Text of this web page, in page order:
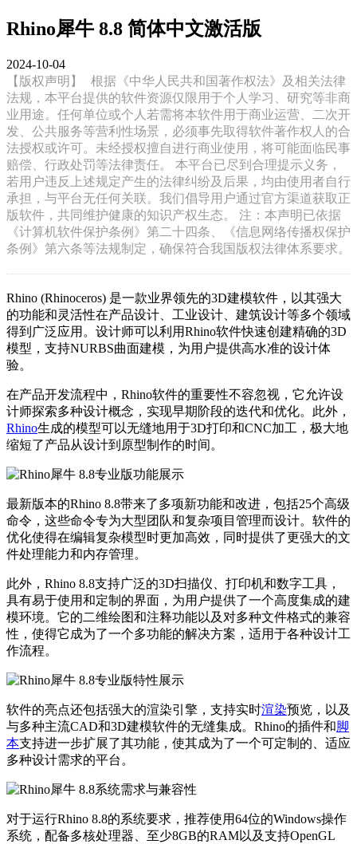
Rhino犀牛 8.8 简体中文激活版
2024-10-04
【版权声明】
根据《中华人民共和国著作权法》及相关法律
法规，本平台提供的软件资源仅限用于个人学习、研究等非商
业用途。任何单位或个人若需将本软件用于商业运营、二次开
发、公共服务等营利性场景，必须事先取得软件著作权人的合
法授权或许可。未经授权擅自进行商业使用，将可能面临民事
赔偿、行政处罚等法律责任。 本平台已尽到合理提示义务，
若用户违反上述规定产生的法律纠纷及后果，均由使用者自行
承担，与平台无任何关联。我们倡导用户通过官方渠道获取正
版软件，共同维护健康的知识产权生态。 注：本声明已依据
《计算机软件保护条例》第二十四条、《信息网络传播权保护
条例》第六条等法规制定，确保符合我国版权法律体系要求。
Rhino (Rhinoceros) 是一款业界领先的3D建模软件，以其强大
的功能和灵活性在产品设计、工业设计、建筑设计等多个领域
得到广泛应用。设计师可以利用Rhino软件快速创建精确的3D
模型，支持NURBS曲面建模，为用户提供高水准的设计体
验。
在产品开发流程中，Rhino软件的重要性不容忽视，它允许设
计师探索多种设计概念，实现早期阶段的迭代和优化。此外，
Rhino生成的模型可以无缝地用于3D打印和CNC加工，极大地
缩短了产品从设计到原型制作的时间。
最新版本的Rhino 8.8带来了多项新功能和改进，包括25个高级
命令，这些命令专为大型团队和复杂项目管理而设计。软件的
优化使得在编辑复杂模型时更加高效，同时提供了更强大的文
件处理能力和内存管理。
此外，Rhino 8.8支持广泛的3D扫描仪、打印机和数字工具，
具有易于使用和定制的界面，为用户提供了一个高度集成的建
模环境。它的二维绘图和注释功能以及对多种文件格式的兼容
性，使得它成为了一个多功能的解决方案，适用于各种设计工
作流程。
软件的亮点还包括强大的渲染引擎，支持实时渲染预览，以及
与多种主流CAD和3D建模软件的无缝集成。Rhino的插件和脚
本支持进一步扩展了其功能，使其成为了一个可定制的、适应
多种设计需求的平台。
对于运行Rhino 8.8的系统要求，推荐使用64位的Windows操作
系统，配备多核处理器、至少8GB的RAM以及支持OpenGL